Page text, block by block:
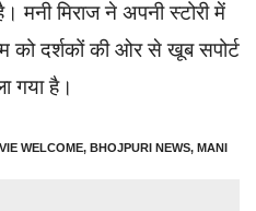
मनी मिराज ने अपनी स्टोरी में
को दर्शकों की ओर से खूब सपोर्ट
गया है।
WELCOME, BHOJPURI NEWS, MANI